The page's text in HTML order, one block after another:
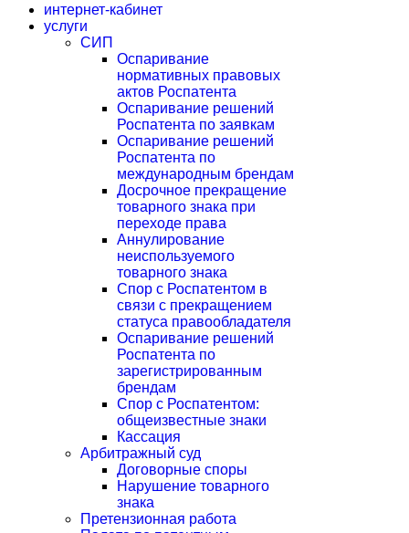
интернет-кабинет
услуги
СИП
Оспаривание
нормативных правовых
актов Роспатента
Оспаривание решений
Роспатента по заявкам
Оспаривание решений
Роспатента по
международным брендам
Досрочное прекращение
товарного знака при
переходе права
Аннулирование
неиспользуемого
товарного знака
Спор с Роспатентом в
связи с прекращением
статуса правообладателя
Оспаривание решений
Роспатента по
зарегистрированным
брендам
Спор с Роспатентом:
общеизвестные знаки
Кассация
Арбитражный суд
Договорные споры
Нарушение товарного
знака
Претензионная работа